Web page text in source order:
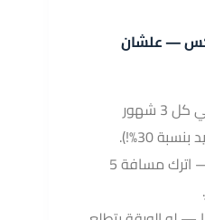
— علشان
نظّف كويل التبريد الخلفي كل 3 شهور
30%!).
ما تحشي الثلاجة زيادة — اترك مسافة 5